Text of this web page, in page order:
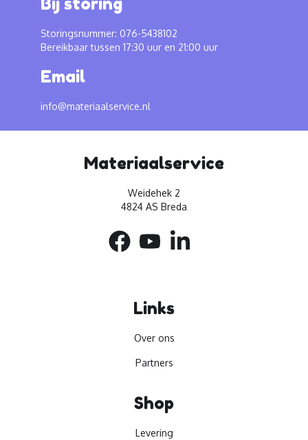
Storingsnummer: 076-5438102
Bereikbaar tussen 17:30 uur en 21:00 uur
Email
info@materiaalservice.nl
Materiaalservice
Weidehek 2
4824 AS Breda
Links
Over ons
Partners
Shop
Levering